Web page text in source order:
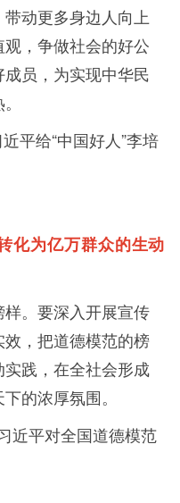
动更多身边人向上
，争做社会的好公
员，为实现中华民
平给“中国好人”李培
化为亿万群众的生动
。要深入开展宣传
，把道德模范的榜
践，在全社会形成
的浓厚氛围。
近平对全国道德模范